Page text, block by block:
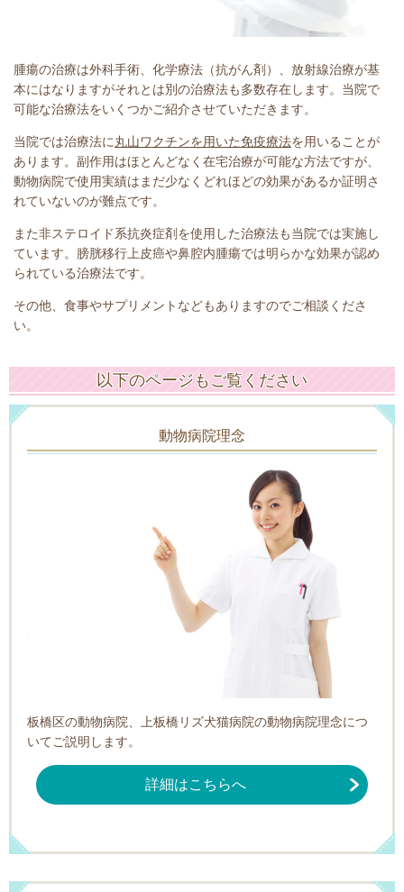
腫瘍の治療は外科手術、化学療法（抗がん剤）、放射線治療が基
本にはなりますがそれとは別の治療法も多数存在します。当院で
可能な治療法をいくつかご紹介させていただきます。
当院では治療法に丸山ワクチンを用いた免疫療法を用いることが
あります。副作用はほとんどなく在宅治療が可能な方法ですが、
動物病院で使用実績はまだ少なくどれほどの効果があるか証明さ
れていないのが難点です。
また非ステロイド系抗炎症剤を使用した治療法も当院では実施し
ています。膀胱移行上皮癌や鼻腔内腫瘍では明らかな効果が認め
られている治療法です。
その他、食事やサプリメントなどもありますのでご相談くださ
い。
以下のページもご覧ください
動物病院理念
板橋区の動物病院、上板橋リズ犬猫病院の動物病院理念につ
いてご説明します。
詳細はこちらへ